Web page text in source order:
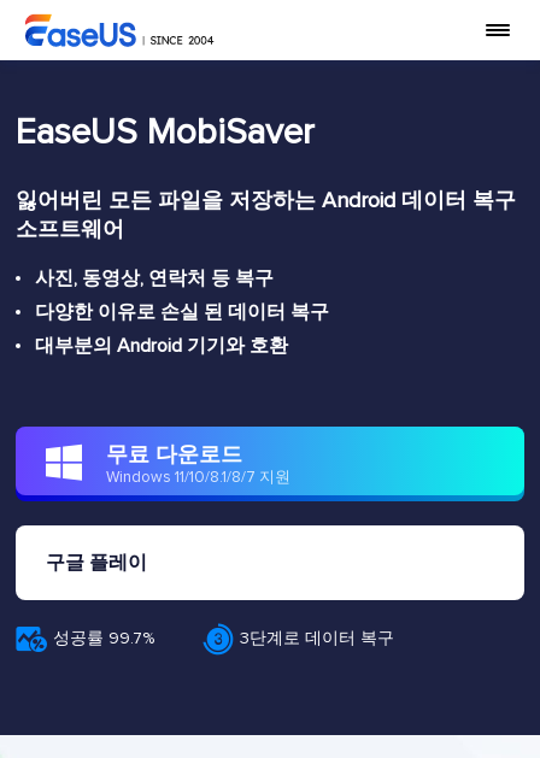
EaseUS MobiSaver
잃어버린 모든 파일을 저장하는 Android 데이터 복구
소프트웨어
사진, 동영상, 연락처 등 복구
다양한 이유로 손실 된 데이터 복구
대부분의 Android 기기와 호환
 무료 다운로드
Windows 11/10/8.1/8/7 지원
구글 플레이
 성공률 99.7%  3단계로 데이터 복구